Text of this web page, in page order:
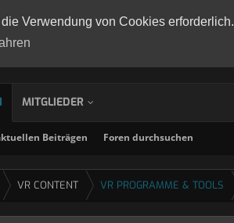
Verwendung von Cookies
Beiträgen Foren durchsuchen
MITGLIEDER
VR CONTENT VR PROGRAMME & TOOLS